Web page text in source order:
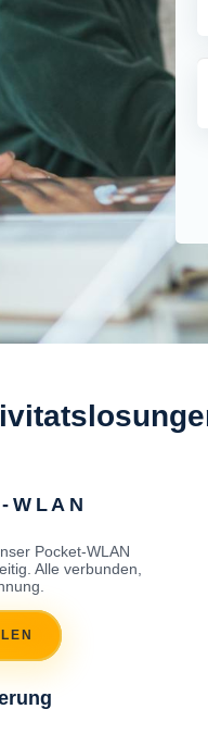
Pocket-WLAN
Alle verbunden,